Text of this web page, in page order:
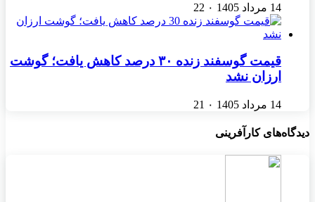
14 مرداد 1405 ۰ 22
قیمت گوسفند زنده ۳۰ درصد کاهش یافت؛ گوشت
ارزان نشد
14 مرداد 1405 ۰ 21
دیدگاه‌های کارآفرینی